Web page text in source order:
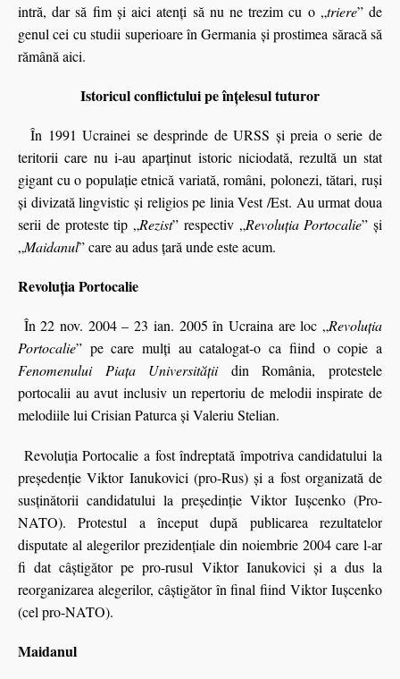
intră, dar să fim şi aici atenţi să nu ne trezim cu o „triere” de
genul cei cu studii superioare în Germania şi prostimea săracă să
rămână aici.
Istoricul conflictului pe înţelesul tuturor
În 1991 Ucrainei se desprinde de URSS şi preia o serie de
teritorii care nu i-au aparţinut istoric niciodată, rezultă un stat
gigant cu o populaţie etnică variată, români, polonezi, tătari, ruşi
și divizată lingvistic și religios pe linia Vest /Est. Au urmat doua
serii de proteste tip „Rezist” respectiv„Revoluţia Portocalie” şi
„Maidanul” care au adus ţară unde este acum.
Revoluţia Portocalie
În 22 nov. 2004 – 23 ian. 2005 în Ucraina are loc „Revoluţia
Portocalie” pe care mulţi au catalogat-o ca fiind o copie a
Fenomenului Piaţa Universităţiidin România, protestele
portocalii au avut inclusiv un repertoriu de melodii inspirate de
melodiile lui Crisian Paturca şi Valeriu Stelian.
Revoluţia Portocalie a fost îndreptată împotriva candidatului la
preşedenţie Viktor Ianukovici (pro-Rus) şi a fost organizată de
susținătorii candidatului la președinție Viktor Iușcenko (Pro-
NATO). Protestul a început după publicarea rezultatelor
disputate al alegerilor prezidențiale din noiembrie 2004 care l-ar
fi dat câştigător pe pro-rusul Viktor Ianukovici şi a dus la
reorganizarea alegerilor, câştigător în final fiind Viktor Iușcenko
(cel pro-NATO).
Maidanul